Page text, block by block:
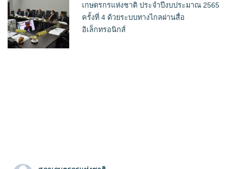
เกษตรกรแห่งชาติ ประจำปีงบประมาณ 2565
ครั้งที่ 4 ด้วยระบบทางไกลผ่านสื่อ
อิเล็กทรอนิกส์